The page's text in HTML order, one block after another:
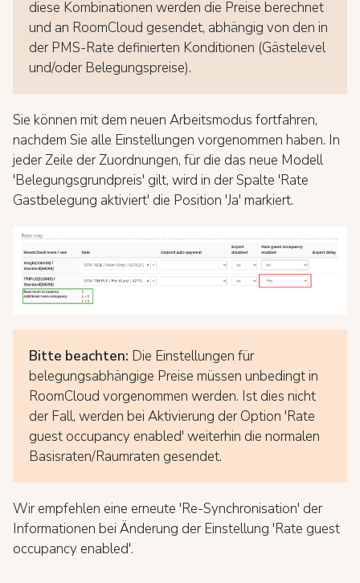
diese Kombinationen werden die Preise berechnet
und an RoomCloud gesendet, abhängig von den in
der PMS-Rate definierten Konditionen (Gästelevel
und/oder Belegungspreise).
Sie können mit dem neuen Arbeitsmodus fortfahren,
nachdem Sie alle Einstellungen vorgenommen haben. In
jeder Zeile der Zuordnungen, für die das neue Modell
'Belegungsgrundpreis' gilt, wird in der Spalte 'Rate
Gastbelegung aktiviert' die Position 'Ja' markiert.
Bitte beachten: Die Einstellungen für
belegungsabhängige Preise müssen unbedingt in
RoomCloud vorgenommen werden. Ist dies nicht
der Fall, werden bei Aktivierung der Option 'Rate
guest occupancy enabled' weiterhin die normalen
Basisraten/Raumraten gesendet.
Wir empfehlen eine erneute 'Re-Synchronisation' der
Informationen bei Änderung der Einstellung 'Rate guest
occupancy enabled'.